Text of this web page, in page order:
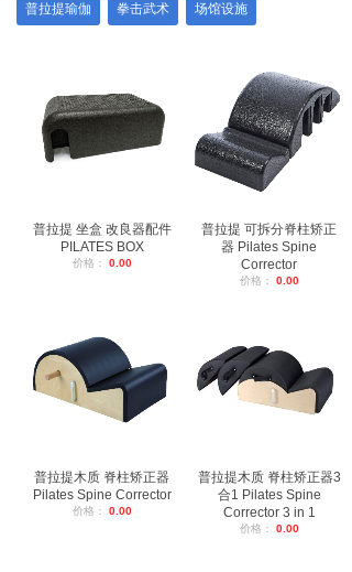
普拉提瑜伽 拳击武术 场馆设施
普拉提 坐盒 改良器配件
PILATES BOX
价格： 0.00
普拉提 可拆分脊柱矫正
器 Pilates Spine
Corrector
价格： 0.00
普拉提木质 脊柱矫正器
Pilates Spine Corrector
价格： 0.00
普拉提木质 脊柱矫正器3
合1 Pilates Spine
Corrector 3 in 1
价格： 0.00